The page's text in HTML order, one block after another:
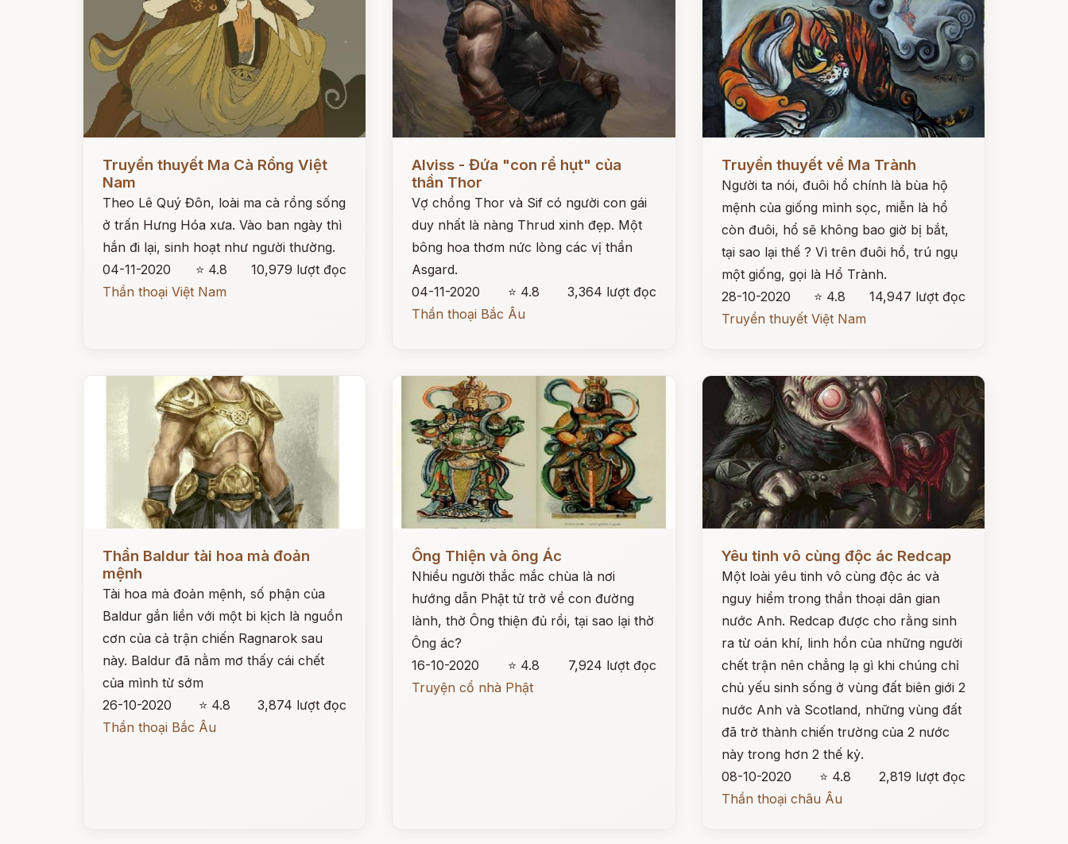
Đọc ngay
Truyền thuyết Ma Cà Rồng Việt
Nam
Theo Lê Quý Đôn, loài ma cà rồng sống
ở trấn Hưng Hóa xưa. Vào ban ngày thì
hắn đi lại, sinh hoạt như người thường.
04-11-2020
⭐ 4.8
10,979 lượt đọc
Thần thoại Việt Nam
Alviss - Đứa "con rể hụt" của
thần Thor
Vợ chồng Thor và Sif có người con gái
duy nhất là nàng Thrud xinh đẹp. Một
bông hoa thơm nức lòng các vị thần
Asgard.
04-11-2020
⭐ 4.8
3,364 lượt đọc
Thần thoại Bắc Âu
Đọc ngay
Truyền thuyết về Ma Trành
Người ta nói, đuôi hổ chính là bùa hộ
mệnh của giống mình sọc, miễn là hổ
còn đuôi, hổ sẽ không bao giờ bị bắt,
tại sao lại thế ? Vì trên đuôi hổ, trú ngụ
một giống, gọi là Hổ Trành.
28-10-2020
⭐ 4.8
14,947 lượt đọc
Truyền thuyết Việt Nam
Đọc ngay
Thần Baldur tài hoa mà đoản
mệnh
Tài hoa mà đoản mệnh, số phận của
Baldur gắn liền với một bi kịch là nguồn
cơn của cả trận chiến Ragnarok sau
này. Baldur đã nằm mơ thấy cái chết
của mình từ sớm
26-10-2020
⭐ 4.8
3,874 lượt đọc
Thần thoại Bắc Âu
Đọc ngay
Ông Thiện và ông Ác
Nhiều người thắc mắc chùa là nơi
hướng dẫn Phật tử trở về con đường
lành, thờ Ông thiện đủ rồi, tại sao lại thờ
Ông ác?
16-10-2020
⭐ 4.8
7,924 lượt đọc
Truyện cổ nhà Phật
Yêu tinh vô cùng độc ác Redcap
Một loài yêu tinh vô cùng độc ác và
nguy hiểm trong thần thoại dân gian
nước Anh. Redcap được cho rằng sinh
ra từ oán khí, linh hồn của những người
chết trận nên chẳng lạ gì khi chúng chỉ
chủ yếu sinh sống ở vùng đất biên giới 2
nước Anh và Scotland, những vùng đất
đã trở thành chiến trường của 2 nước
này trong hơn 2 thế kỷ.
08-10-2020
⭐ 4.8
2,819 lượt đọc
Thần thoại châu Âu